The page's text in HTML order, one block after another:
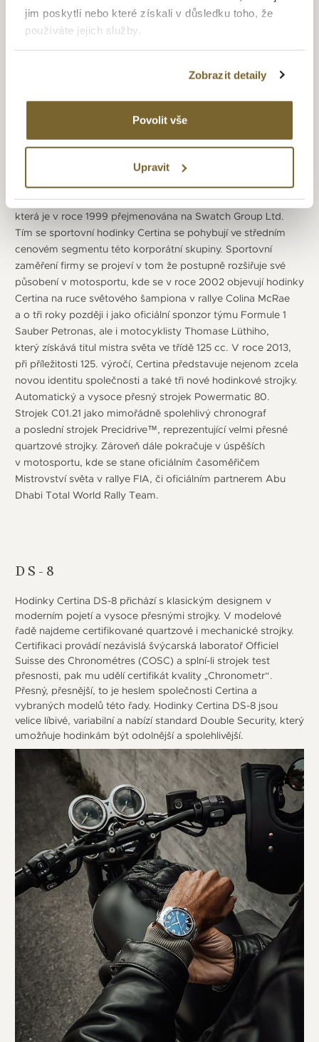
jim poskytli nebo které získali v důsledku toho, že
používáte jejich služby.
Zobrazit detaily
Povolit vše
Upravit
projevila při náročných expedicích. První byla expedice
do Himalájí a to první úspěšný výstup na 8 167 metrů
vysokou Dhaulágirí v západním Nepálu. Další byl v roce 1965
podmořský projekt amerického námořnictva Sealab II.
A následoval o 4 roky později projekt Tektite I (pořizování
záznamu pohybů a zvuků pod mořem), při kterém byla řada
potápěčů vybavena hodinkami Certina DS-2 Super
PH 500M. V roce 1970 se v projektu Tektite II využil model
Certina doprovázejí japonskou expedici na Mount Everest,
při které Júičiró Miura sjede z Mount Everestu a nadmořské
výšky 8 000 metrů o 1 000 výškových metrů. V roce 1983
se Certina připojuje k nově založené SMH Group,
která je v roce 1999 přejmenována na Swatch Group Ltd.
Tím se sportovní hodinky Certina se pohybují ve středním
cenovém segmentu této korporátní skupiny. Sportovní
zaměření firmy se projeví v tom že postupně rozšiřuje své
působení v motosportu, kde se v roce 2002 objevují hodinky
Certina na ruce světového šampiona v rallye Colina McRae
a o tři roky později i jako oficiální sponzor týmu Formule 1
Sauber Petronas, ale i motocyklisty Thomase Lüthiho,
který získává titul mistra světa ve třídě 125 cc. V roce 2013,
při příležitosti 125. výročí, Certina představuje nejenom zcela
novou identitu společnosti a také tři nové hodinkové strojky.
Automatický a vysoce přesný strojek Powermatic 80.
Strojek C01.21 jako mimořádně spolehlivý chronograf
a poslední strojek Precidrive™, reprezentující velmi přesné
quartzové strojky. Zároveň dále pokračuje v úspěších
v motosportu, kde se stane oficiálním časoměřičem
Mistrovství světa v rallye FIA, či oficiálním partnerem Abu
Dhabi Total World Rally Team.
DS-8
Hodinky Certina DS-8 přichází s klasickým designem v
moderním pojetí a vysoce přesnými strojky. V modelové
řadě najdeme certifikované quartzové i mechanické strojky.
Certifikaci provádí nezávislá švýcarská laboratoř Officiel
Suisse des Chronométres (COSC) a splní-li strojek test
přesnosti, pak mu udělí certifikát kvality „Chronometr“.
Přesný, přesnější, to je heslem společnosti Certina a
vybraných modelů této řady. Hodinky Certina DS-8 jsou
velice líbivé, variabilní a nabízí standard Double Security, který
umožňuje hodinkám být odolnější a spolehlivější.